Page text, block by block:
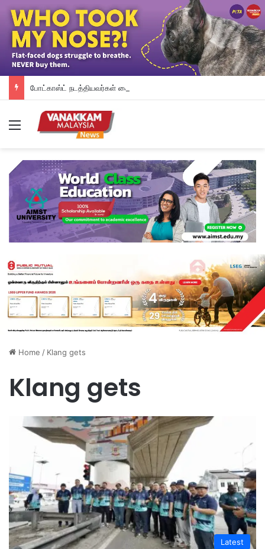
Menu
Home / Klang gets
Klang gets
Latest